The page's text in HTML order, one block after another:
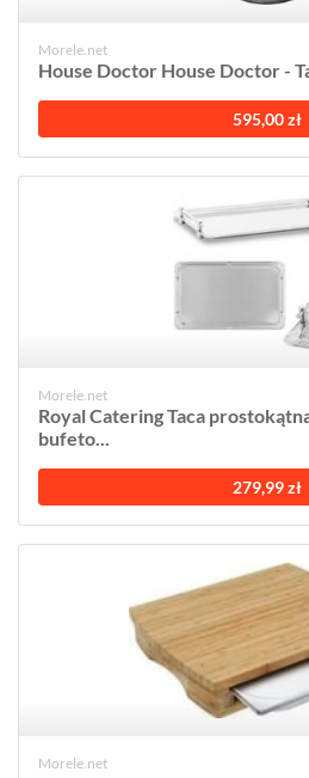
Morele.net
House Doctor House Doctor -
595,00 zł
Morele.net
Royal Catering Taca
bufeto...
279,99 zł
Morele.net